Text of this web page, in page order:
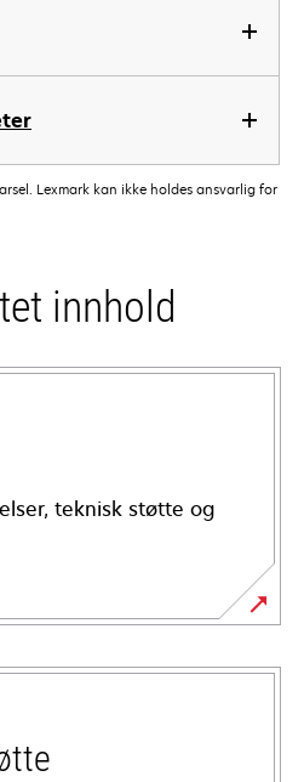
Lexmark kan ikke holdes ansvarlig for
innhold
teknisk støtte og